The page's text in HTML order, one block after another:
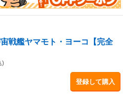
戦艦ヤマモト・ヨーコ【完全
)
登録して購入